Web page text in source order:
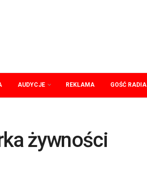
AUDYCJE REKLAMA GOŚĆ RADIA
żywności